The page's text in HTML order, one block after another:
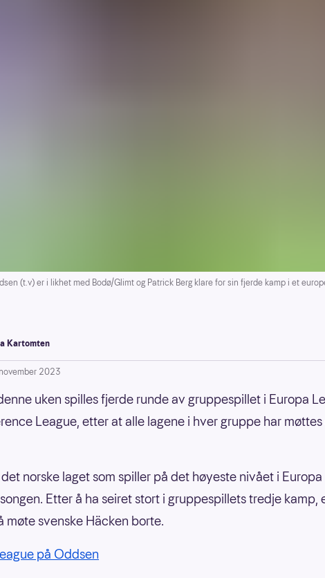
(t.v) er i likhet med Bodø/Glimt og Patrick Berg klare for sin fjerde kamp i et
Kartomten
2023
uken spilles fjerde runde av gruppespillet i Europa
League, etter at alle lagene i hver gruppe har møttes
norske laget som spiller på det høyeste nivået i Europa
Etter å ha seiret stort i gruppespillets tredje kamp,
møte svenske Häcken borte.
på Oddsen